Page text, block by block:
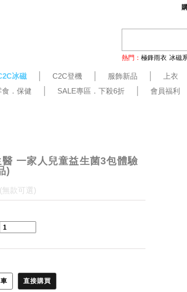
熱門： 極鋒雨衣 冰磁
冰磁 C2C登機 服飾新品 上衣
．保健 SALE專區．下殺6折 會員福利
醫 一家人兒童益生菌3包體驗
)
(無款可選)
直接購買